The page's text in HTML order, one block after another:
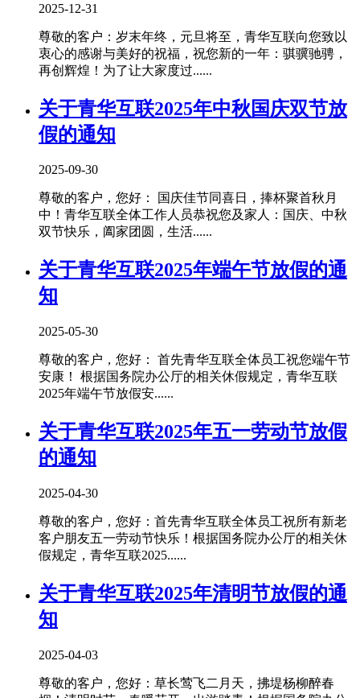
2025-12-31
尊敬的客户：岁末年终，元旦将至，青华互联向您致以
衷心的感谢与美好的祝福，祝您新的一年：骐骥驰骋，
再创辉煌！为了让大家度过......
关于青华互联2025年中秋国庆双节放
假的通知
2025-09-30
尊敬的客户，您好： 国庆佳节同喜日，捧杯聚首秋月
中！青华互联全体工作人员恭祝您及家人：国庆、中秋
双节快乐，阖家团圆，生活......
关于青华互联2025年端午节放假的通
知
2025-05-30
尊敬的客户，您好： 首先青华互联全体员工祝您端午节
安康！ 根据国务院办公厅的相关休假规定，青华互联
2025年端午节放假安......
关于青华互联2025年五一劳动节放假
的通知
2025-04-30
尊敬的客户，您好：首先青华互联全体员工祝所有新老
客户朋友五一劳动节快乐！根据国务院办公厅的相关休
假规定，青华互联2025......
关于青华互联2025年清明节放假的通
知
2025-04-03
尊敬的客户，您好：草长莺飞二月天，拂堤杨柳醉春